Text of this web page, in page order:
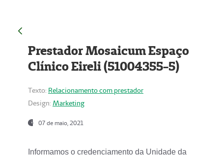
Prestador Mosaicum Espaço
Clínico Eireli (51004355-5)
Texto: Relacionamento com prestador
Design: Marketing
07 de maio, 2021
Informamos o credenciamento da Unidade da